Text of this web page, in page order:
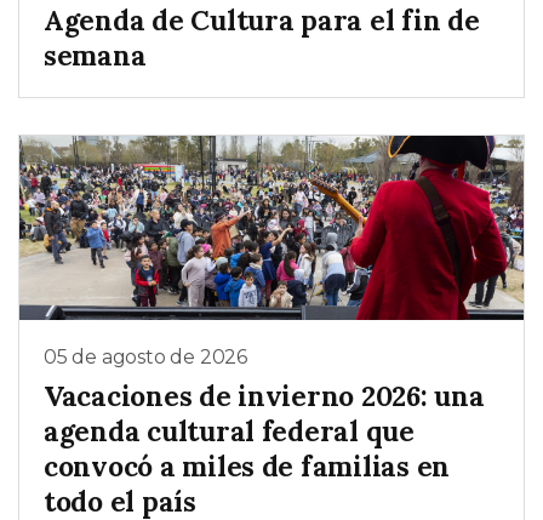
Agenda de Cultura para el fin de
semana
05 de agosto de 2026
Vacaciones de invierno 2026: una
agenda cultural federal que
convocó a miles de familias en
todo el país